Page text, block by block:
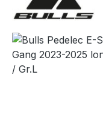
Bildergalerie